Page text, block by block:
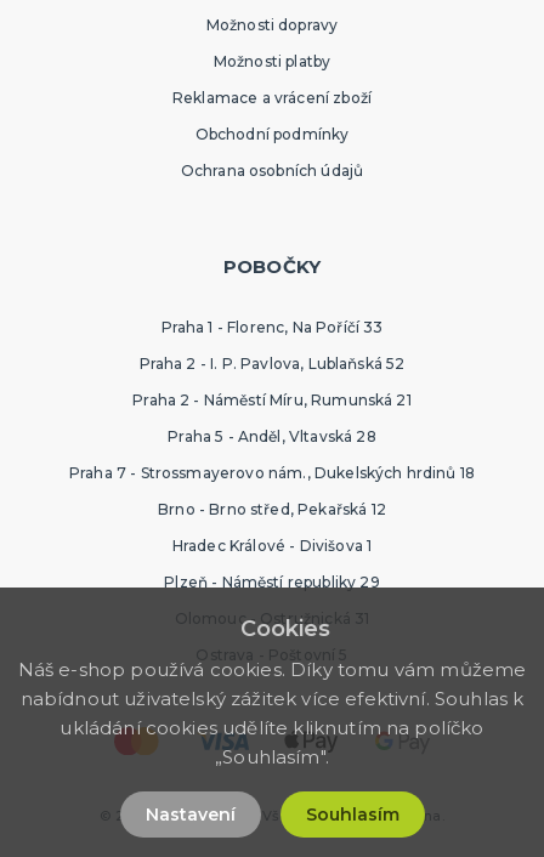
Možnosti dopravy
Možnosti platby
Reklamace a vrácení zboží
Obchodní podmínky
Ochrana osobních údajů
POBOČKY
Praha 1 - Florenc, Na Poříčí 33
Praha 2 - I. P. Pavlova, Lublaňská 52
Praha 2 - Náměstí Míru, Rumunská 21
Praha 5 - Anděl, Vltavská 28
Praha 7 - Strossmayerovo nám., Dukelských hrdinů 18
Brno - Brno střed, Pekařská 12
Hradec Králové - Divišova 1
Plzeň - Náměstí republiky 29
Olomouc - Ostružnická 31
Ostrava - Poštovní 5
© 2026 Párty Výzdoba. Všechna práva vyhrazena.
Cookies
Náš e-shop používá cookies. Díky tomu vám můžeme
nabídnout uživatelský zážitek více efektivní. Souhlas k
ukládání cookies udělíte kliknutím na políčko
„Souhlasím".
Nastavení Souhlasím